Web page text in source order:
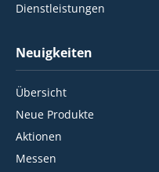
Dienstleistungen
Neuigkeiten
Übersicht
Neue Produkte
Aktionen
Messen